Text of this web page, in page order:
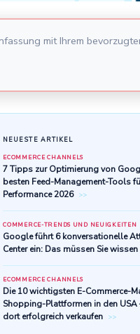
mit Ihrem